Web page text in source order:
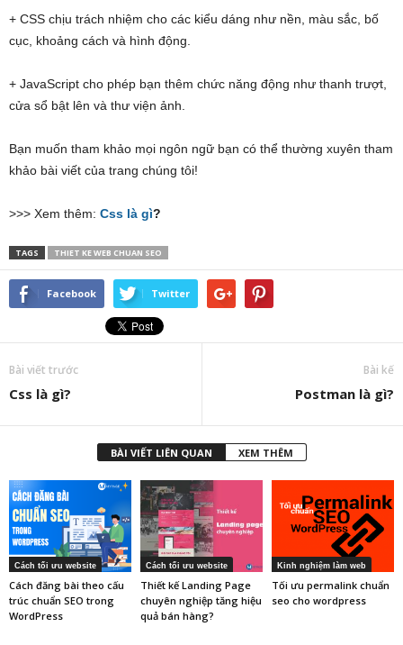
+ CSS chịu trách nhiệm cho các kiểu dáng như nền, màu sắc, bố
cục, khoảng cách và hình động.
+ JavaScript cho phép bạn thêm chức năng động như thanh trượt,
cửa sổ bật lên và thư viện ảnh.
Bạn muốn tham khảo mọi ngôn ngữ bạn có thể thường xuyên tham
khảo bài viết của trang chúng tôi!
>>> Xem thêm: Css là gì?
TAGS THIET KE WEB CHUAN SEO
Facebook Twitter
Bài viết trước
Css là gì?
Bài kế
Postman là gì?
BÀI VIẾT LIÊN QUAN XEM THÊM
Cách tối ưu website
Cách đăng bài theo cấu
trúc chuẩn SEO trong
WordPress
Cách tối ưu website
Thiết kế Landing Page
chuyên nghiệp tăng hiệu
quả bán hàng?
Kinh nghiệm làm web
Tối ưu permalink chuẩn
seo cho wordpress